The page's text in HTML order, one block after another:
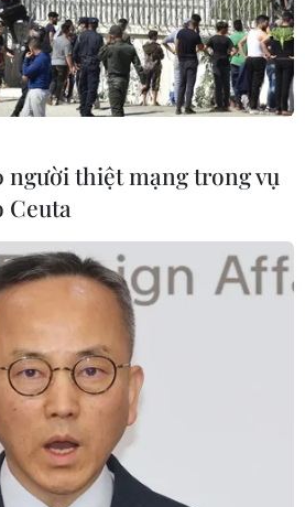
hệ với Pháp vẫn
định Anh và Pháp vẫn "vai kề
đó, đối tác AUKUS đã giúp
ngầm của Mỹ và hủy bỏ thỏa
người thiệt mạng trong vụ
Ceuta